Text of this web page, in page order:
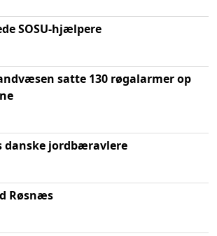
SOSU-hjælpere
satte 130 røgalarmer op
danske jordbæravlere
Røsnæs